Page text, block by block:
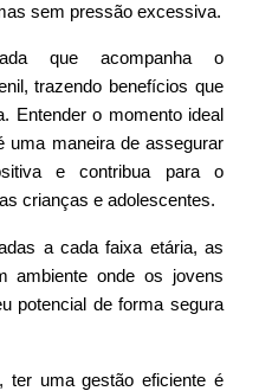
sem pressão excessiva.
que acompanha o
trazendo benefícios que
Entender o momento ideal
uma maneira de assegurar
e contribua para o
crianças e adolescentes.
a cada faixa etária, as
ambiente onde os jovens
potencial de forma segura
ter uma gestão eficiente é